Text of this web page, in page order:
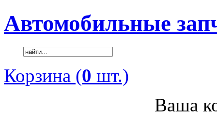
Автомобильные
Корзина (0 шт.)
Ваша